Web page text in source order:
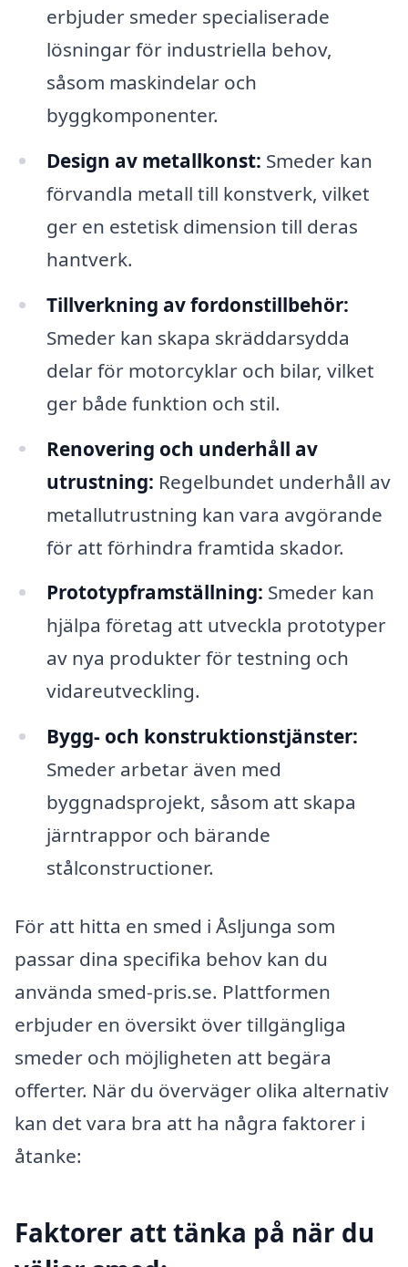
erbjuder smeder specialiserade
lösningar för industriella behov,
såsom maskindelar och
byggkomponenter.
Design av metallkonst: Smeder kan
förvandla metall till konstverk, vilket
ger en estetisk dimension till deras
hantverk.
Tillverkning av fordonstillbehör:
Smeder kan skapa skräddarsydda
delar för motorcyklar och bilar, vilket
ger både funktion och stil.
Renovering och underhåll av
utrustning: Regelbundet underhåll av
metallutrustning kan vara avgörande
för att förhindra framtida skador.
Prototypframställning: Smeder kan
hjälpa företag att utveckla prototyper
av nya produkter för testning och
vidareutveckling.
Bygg- och konstruktionstjänster:
Smeder arbetar även med
byggnadsprojekt, såsom att skapa
järntrappor och bärande
stålconstructioner.
För att hitta en smed i Åsljunga som
passar dina specifika behov kan du
använda smed-pris.se. Plattformen
erbjuder en översikt över tillgängliga
smeder och möjligheten att begära
offerter. När du överväger olika alternativ
kan det vara bra att ha några faktorer i
åtanke:
Faktorer att tänka på när du